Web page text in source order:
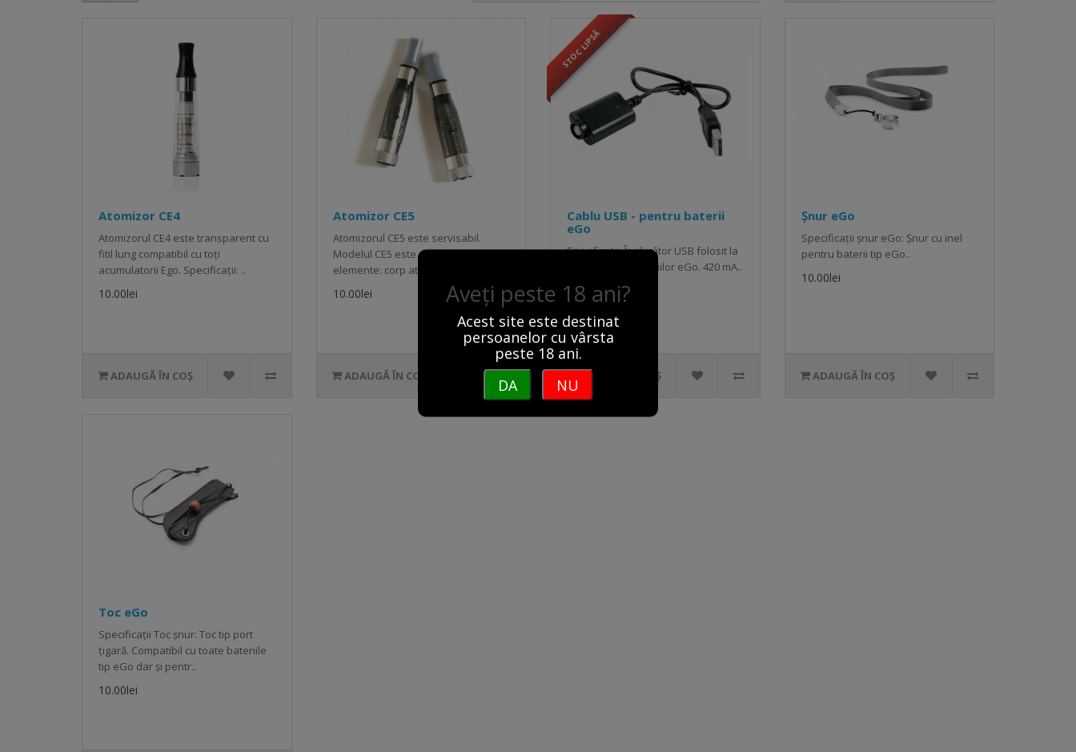
Aveți peste 18 ani?
Acest site este destinat
persoanelor cu vârsta
peste 18 ani.
DA
NU
Atomizor CE4
Atomizorul CE4 este transparent cu
fitil lung compatibil cu toți
acumulatorii Ego. Specificații: ..
10.00lei
ADAUGĂ ÎN COȘ
Atomizor CE5
Atomizorul CE5 este servisabil.
Modelul CE5 este compus din două
elemente: corp atomizor și..
10.00lei
ADAUGĂ ÎN COȘ
STOC LIPSĂ
Cablu USB - pentru baterii
eGo
Specificații: Încărcător USB folosit la
reîncărcarea bateriilor eGo. 420 mA..
10.00lei
ADAUGĂ ÎN COȘ
Șnur eGo
Specificații șnur eGo: Șnur cu inel
pentru baterii tip eGo..
10.00lei
ADAUGĂ ÎN COȘ
Toc eGo
Specificații Toc șnur: Toc tip port
țigară. Compatibil cu toate bateriile
tip eGo dar și pentr..
10.00lei